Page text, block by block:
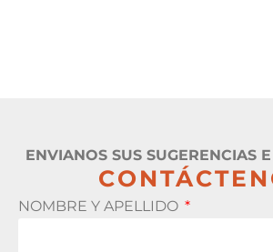
ENVIANOS SUS SUGERENCIAS
NOMBRE Y APELLIDO